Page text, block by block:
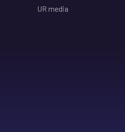
UR media